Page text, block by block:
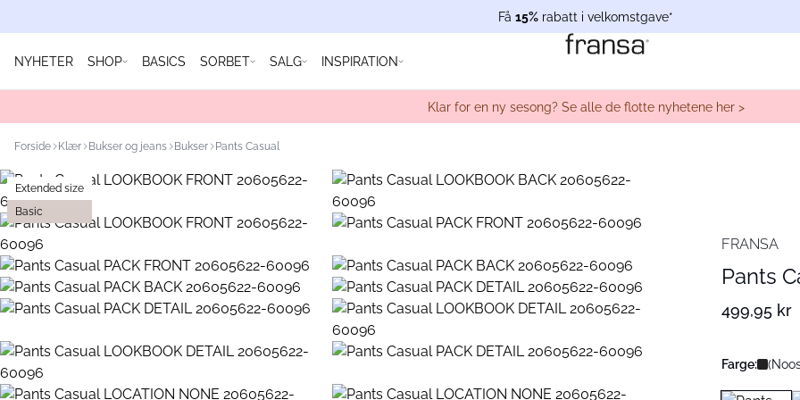
Få 15% rabatt i velkomstgave*
NYHETER SHOP BASICS SORBET SALG INSPIRATION
Klar for en ny sesong? Se alle de flotte nyhetene her >
Forside Klær Bukser og jeans Bukser Pants Casual
Extended size
Basic
FRANSA
Pants
499,95 kr
Farge: